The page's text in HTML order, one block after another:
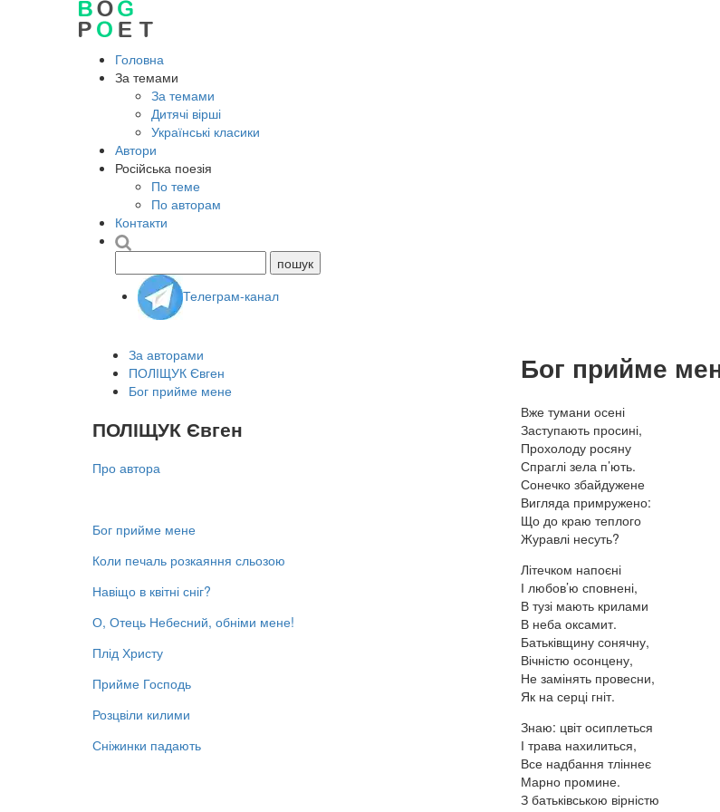
Головна
За темами
За темами
Дитячі вірші
Українські класики
Автори
Російська поезія
По теме
По авторам
Контакти
Телеграм-канал
Бог прийме
Вже тумани осені
Заступають просині,
Прохолоду росяну
Спраглі зела п’ють.
Сонечко збайдужене
Вигляда примружено:
Що до краю теплого
Журавлі несуть?
Літечком напоєні
І любов’ю сповнені,
В тузі мають крилами
В неба оксамит.
Батьківщину сонячну,
Вічністю осонцену,
Не замінять провесни,
Як на серці гніт.
Знаю: цвіт осиплеться
І трава нахилиться,
Все надбання тліннеє
Марно промине.
З батьківською вірністю
За авторами
ПОЛІЩУК Євген
Бог прийме мене
ПОЛІЩУК Євген
Про автора
Бог прийме мене
Коли печаль розкаяння сльозою
Навіщо в квітні сніг?
О, Отець Небесний, обніми мене!
Плід Христу
Прийме Господь
Розцвіли килими
Сніжинки падають